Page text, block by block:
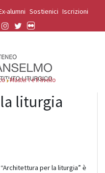
alumni Sostienici Iscrizioni
Master I e II livello
liturgia
per la liturgia” è